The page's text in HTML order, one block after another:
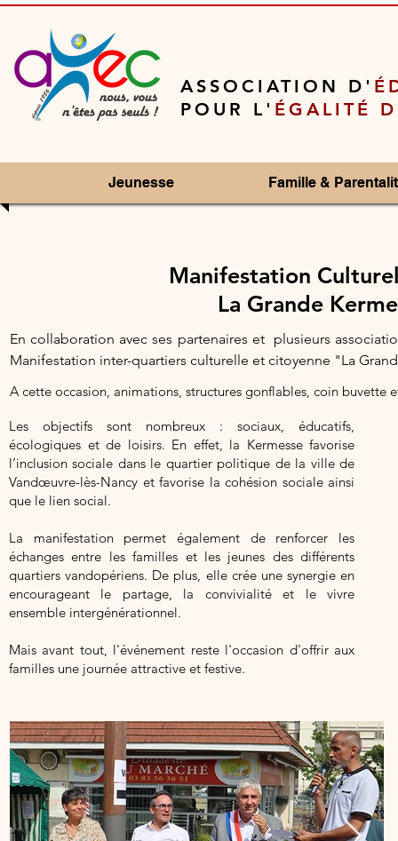
ASSOCIATION D'
POUR L' ÉGALITÉ
Jeunesse Famille &
Manifestation
La Grande
En collaboration avec ses partenaires et plusieurs
Manifestation inter-quartiers culturelle et citoyenne "La
Les objectifs sont nombreux : sociaux, éducatifs,
écologiques et de loisirs. En effet, la Kermesse favorise
l’inclusion sociale dans le quartier politique de la ville de
Vandœuvre-lès-Nancy et favorise la cohésion sociale ainsi
que le lien social.
​La manifestation permet également de renforcer les
échanges entre les familles et les jeunes des différents
quartiers vandopériens. De plus, elle crée une synergie en
encourageant le partage, la convivialité et le vivre
ensemble intergénérationnel.​
​​Mais avant tout, l'événement reste l'occasion d'offrir aux
familles une journée attractive et festive.
A cette occasion, animations, structures gonflables, coin